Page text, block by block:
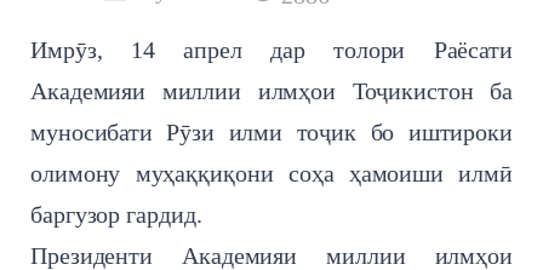
Имрӯз, 14 апрел дар толори Раёсати
Академияи миллии илмҳои Тоҷикистон ба
муносибати Рӯзи илми тоҷик бо иштироки
олимону муҳаққиқони соҳа ҳамоиши илмӣ
баргузор гардид.
Президенти Академияи миллии илмҳои